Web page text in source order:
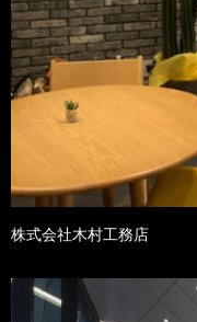
株式会社木村工務店